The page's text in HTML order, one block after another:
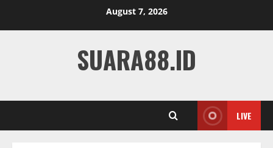
August 7, 2026
SUARA88.ID
LIVE